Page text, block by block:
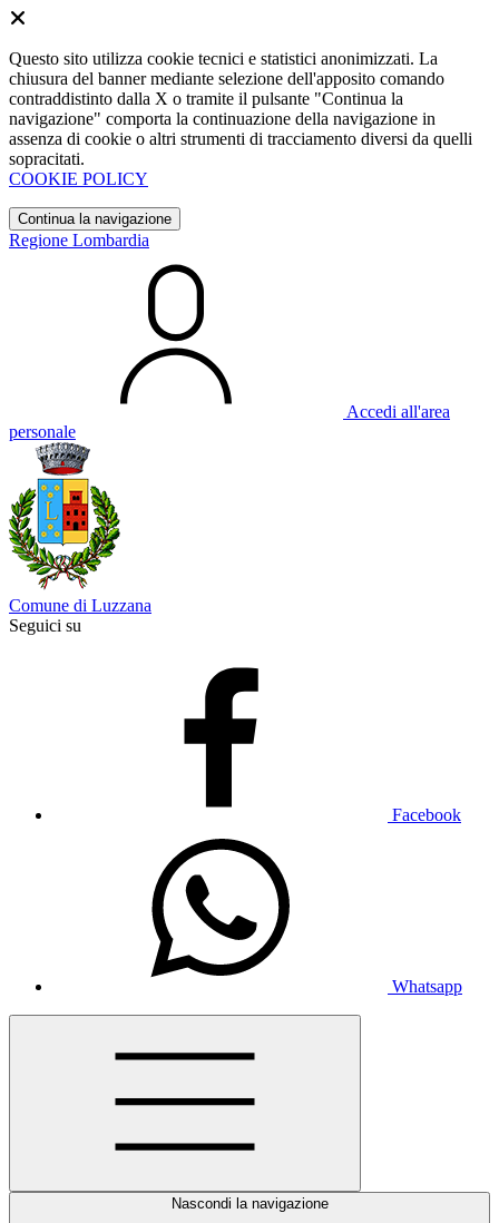
Questo sito utilizza cookie tecnici e statistici anonimizzati. La
chiusura del banner mediante selezione dell'apposito comando
contraddistinto dalla X o tramite il pulsante "Continua la
navigazione" comporta la continuazione della navigazione in
assenza di cookie o altri strumenti di tracciamento diversi da quelli
sopracitati.
COOKIE POLICY
Continua la navigazione
Regione Lombardia
Accedi all'area
personale
Comune di Luzzana
Seguici su
Facebook
Whatsapp
Nascondi la navigazione